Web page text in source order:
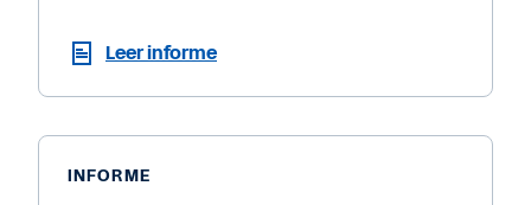
Leer informe
INFORME